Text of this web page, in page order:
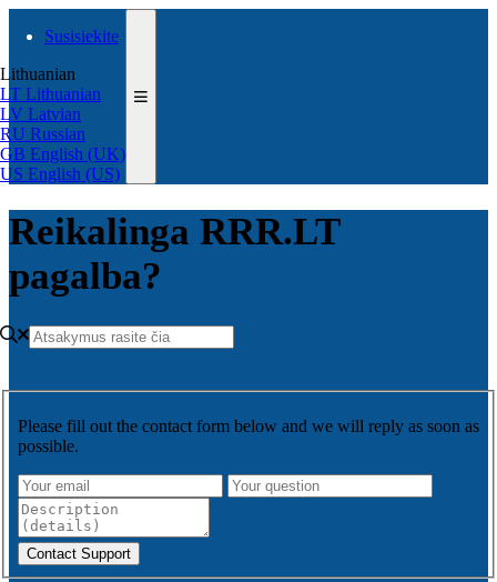
Susisiekite
Lithuanian
LT Lithuanian
LV Latvian
RU Russian
GB English (UK)
US English (US)
Reikalinga RRR.LT
pagalba?
Please fill out the contact form below and we will reply as soon as
possible.
Contact Support